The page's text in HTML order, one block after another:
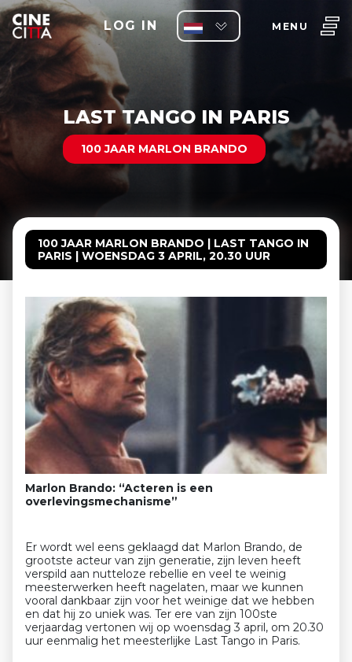
LOG IN MENU
LAST TANGO IN PARIS
100 JAAR MARLON BRANDO
100 JAAR MARLON BRANDO | LAST TANGO IN
PARIS | WOENSDAG 3 APRIL, 20.30 UUR
Marlon Brando: “Acteren is een
overlevingsmechanisme”
Er wordt wel eens geklaagd dat Marlon Brando, de
grootste acteur van zijn generatie, zijn leven heeft
verspild aan nutteloze rebellie en veel te weinig
meesterwerken heeft nagelaten, maar we kunnen
vooral dankbaar zijn voor het weinige dat we hebben
en dat hij zo uniek was. Ter ere van zijn 100ste
verjaardag vertonen wij op woensdag 3 april, om 20.30
uur eenmalig het meesterlijke Last Tango in Paris.